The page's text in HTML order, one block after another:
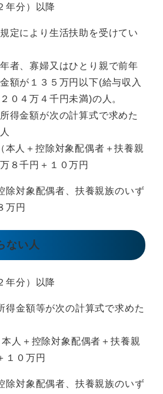
年分）以降
定により生活扶助を受けてい
者、寡婦又はひとり親で前年
額が１３５万円以下(給与収入
０４万４千円未満)の人。
得金額が次の計算式で求めた
人＋控除対象配偶者＋扶養親
８千円＋１０万円
象配偶者、扶養親族のいず
万円
ない人
年分）以降
額等が次の計算式で求めた
＋控除対象配偶者＋扶養親
１０万円
象配偶者、扶養親族のいず